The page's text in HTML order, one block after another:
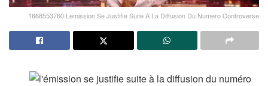
1668553760 Lemission Se Justifie Suite A La Diffusion Du Numero Controverse